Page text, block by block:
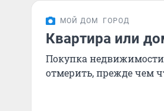
МОЙ ДОМ ГОРОД
Квартира или
Покупка
отмерить, прежде чем